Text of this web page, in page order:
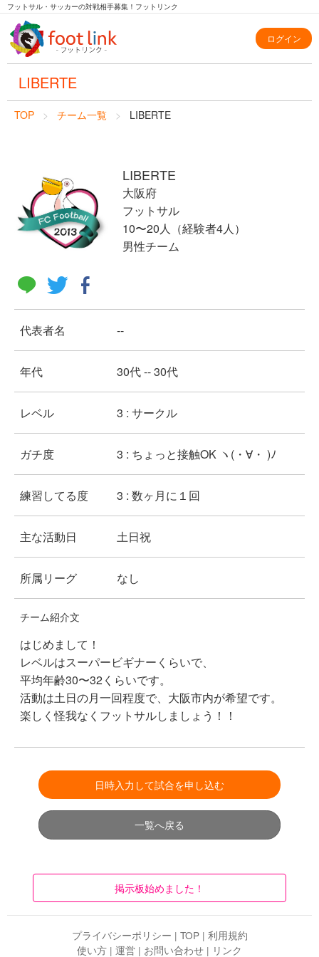
フットサル・サッカーの対戦相手募集！フットリンク
ログイン
LIBERTE
TOP チーム一覧 LIBERTE
LIBERTE
大阪府
フットサル
10〜20人（経験者4人）
男性チーム
代表者名 --
年代 30代 -- 30代
レベル 3 : サークル
ガチ度 3 : ちょっと接触OK ヽ(・∀・ )ﾉ
練習してる度 3 : 数ヶ月に１回
主な活動日 土日祝
所属リーグ なし
チーム紹介文
はじめまして！
レベルはスーパービギナーくらいで、
平均年齢30〜32くらいです。
活動は土日の月一回程度で、大阪市内が希望です。
楽しく怪我なくフットサルしましょう！！
日時入力して試合を申し込む
一覧へ戻る
掲示板始めました！
プライバシーポリシー | TOP| 利用規約
使い方 | 運営 | お問い合わせ | リンク